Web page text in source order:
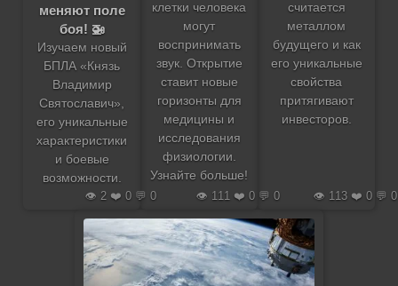
меняют поле
боя! 🚁
Изучаем новый
БПЛА «Князь
Владимир
Святославич»,
его уникальные
характеристики
и боевые
возможности.
👁️ 2 ❤️ 0 💬 0
клетки человека
могут
воспринимать
звук. Открытие
ставит новые
горизонты для
медицины и
исследования
физиологии.
Узнайте больше!
👁️ 111 ❤️ 0 💬 0
считается
металлом
будущего и как
его уникальные
свойства
притягивают
инвесторов.
👁️ 113 ❤️ 0 💬 0